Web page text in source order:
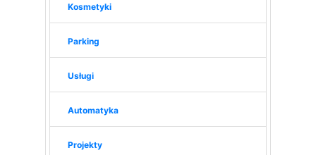
Kosmetyki
Parking
Usługi
Automatyka
Projekty